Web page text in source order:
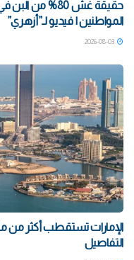
حقيقة غش 80%
المواطنين | فيديو لـ”أزهري”
الإمارات تستقطب أكثر من
التفاصيل